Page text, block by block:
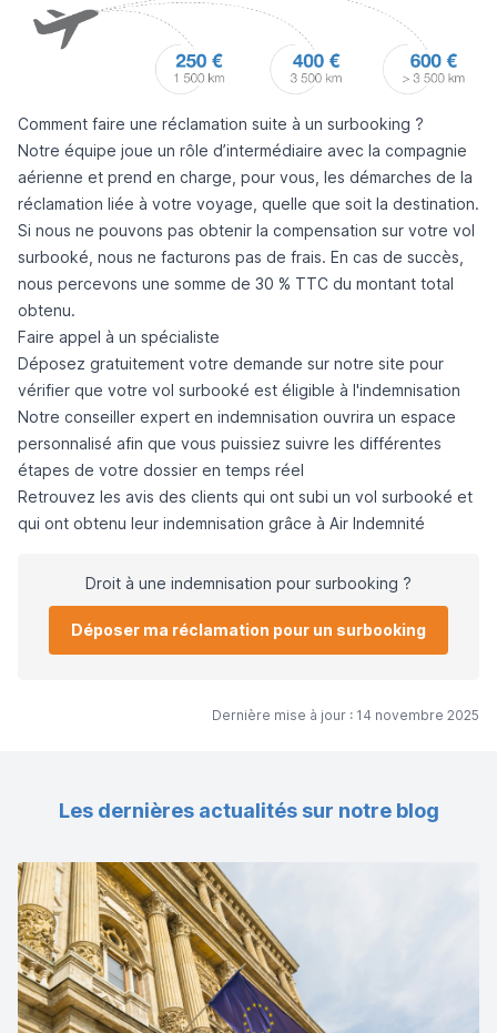
Comment faire une réclamation suite à un surbooking ?
Notre équipe joue un rôle d’intermédiaire avec la compagnie
aérienne et prend en charge, pour vous, les démarches de la
réclamation liée à votre voyage, quelle que soit la destination.
Si nous ne pouvons pas obtenir la compensation sur votre vol
surbooké, nous ne facturons pas de frais. En cas de succès,
nous percevons une somme de 30 % TTC du montant total
obtenu.
Faire appel à un spécialiste
Déposez gratuitement votre demande sur notre site pour
vérifier que votre vol surbooké est éligible à l'indemnisation
Notre conseiller expert en indemnisation ouvrira un espace
personnalisé afin que vous puissiez suivre les différentes
étapes de votre dossier en temps réel
Retrouvez les avis des clients qui ont subi un vol surbooké et
qui ont obtenu leur indemnisation grâce à Air Indemnité
Droit à une indemnisation pour surbooking ?
Déposer ma réclamation pour un surbooking
Dernière mise à jour : 14 novembre 2025
Les dernières actualités sur notre blog